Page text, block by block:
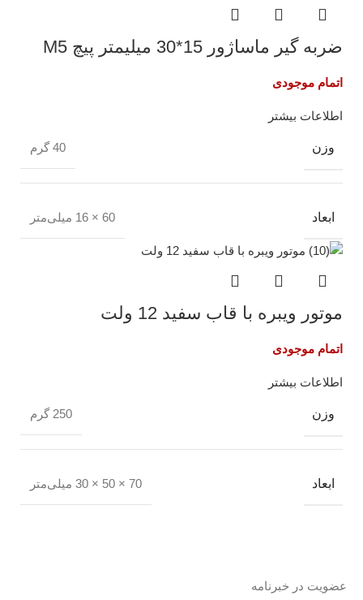
ضربه گیر ماساژور 15*30 میلیمتر پیچ M5
اتمام موجودی
اطلاعات بیشتر
وزن 40 گرم
ابعاد 60 × 16 میلی‌متر
موتور ویبره با قاب سفید 12 ولت
اتمام موجودی
اطلاعات بیشتر
وزن 250 گرم
ابعاد 70 × 50 × 30 میلی‌متر
عضویت در خبرنامه